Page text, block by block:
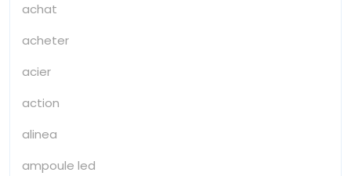
achat
acheter
acier
action
alinea
ampoule led